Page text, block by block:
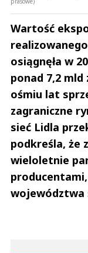
Wartość
osiągnęła w
ponad 7,2
ośmiu lat
zagraniczne
sieć Lidla
podkreśla, że
wieloletnie
województwa